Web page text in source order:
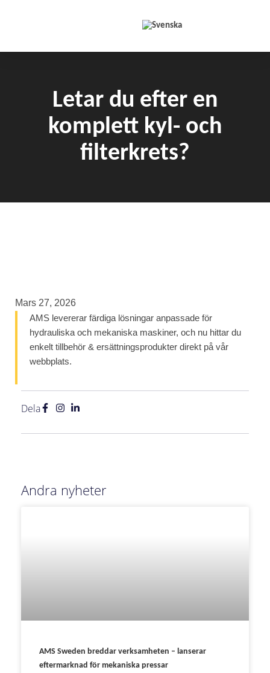
Letar du efter en
komplett kyl- och
filterkrets?
Mars 27, 2026
AMS levererar färdiga lösningar anpassade för
hydrauliska och mekaniska maskiner, och nu hittar du
enkelt tillbehör & ersättningsprodukter direkt på vår
webbplats.
Dela
Andra nyheter
AMS Sweden breddar verksamheten – lanserar
eftermarknad för mekaniska pressar